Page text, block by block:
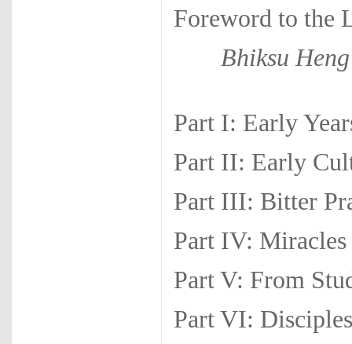
Foreword to the
Bhiksu
Part I: Early
Part II: Early
Part III: Bitter
Part IV: Miracles
Part V: From
Part VI: Disciples